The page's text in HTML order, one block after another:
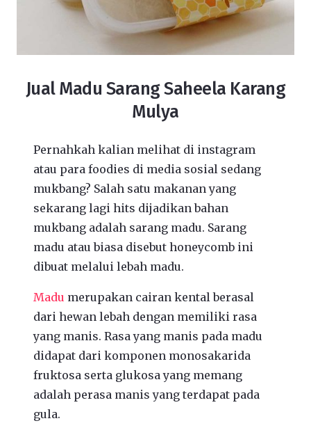
Jual Madu Sarang Saheela Karang
Mulya
Pernahkah kalian melihat di instagram
atau para foodies di media sosial sedang
mukbang? Salah satu makanan yang
sekarang lagi hits dijadikan bahan
mukbang adalah sarang madu. Sarang
madu atau biasa disebut honeycomb ini
dibuat melalui lebah madu.
Madu merupakan cairan kental berasal
dari hewan lebah dengan memiliki rasa
yang manis. Rasa yang manis pada madu
didapat dari komponen monosakarida
fruktosa serta glukosa yang memang
adalah perasa manis yang terdapat pada
gula.